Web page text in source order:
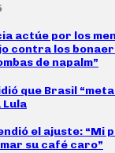
actúe por los
contra los
de napalm”
que Brasil
el ajuste: “Mi
su café caro”